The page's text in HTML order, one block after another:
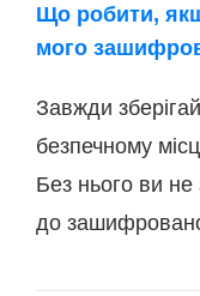
Що робити,
мого
Завжди
безпечному
Без нього ви
до